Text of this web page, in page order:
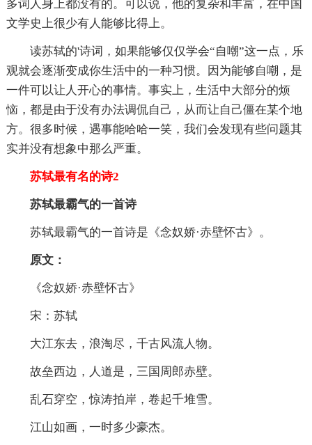
多词人身上都没有的。可以说，他的复杂和丰富，在中国
文学史上很少有人能够比得上。
读苏轼的'诗词，如果能够仅仅学会“自嘲”这一点，乐
观就会逐渐变成你生活中的一种习惯。因为能够自嘲，是
一件可以让人开心的事情。事实上，生活中大部分的烦
恼，都是由于没有办法调侃自己，从而让自己僵在某个地
方。很多时候，遇事能哈哈一笑，我们会发现有些问题其
实并没有想象中那么严重。
苏轼最有名的诗2
苏轼最霸气的一首诗
苏轼最霸气的一首诗是《念奴娇·赤壁怀古》。
原文：
《念奴娇·赤壁怀古》
宋：苏轼
大江东去，浪淘尽，千古风流人物。
故垒西边，人道是，三国周郎赤壁。
乱石穿空，惊涛拍岸，卷起千堆雪。
江山如画，一时多少豪杰。